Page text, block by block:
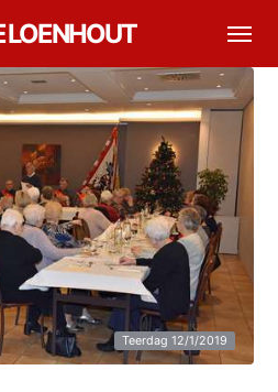
LOENHOUT
Teerdag 12/1/2019